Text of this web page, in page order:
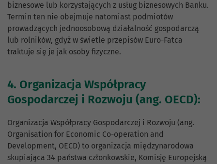
biznesowe lub korzystających z usług biznesowych Banku.
Termin ten nie obejmuje natomiast podmiotów
prowadzących jednoosobową działalność gospodarczą
lub rolników, gdyż w świetle przepisów Euro-Fatca
traktuje się je jak osoby fizyczne.
4. Organizacja Współpracy
Gospodarczej i Rozwoju (ang. OECD):
Organizacja Współpracy Gospodarczej i Rozwoju (ang.
Organisation for Economic Co-operation and
Development, OECD) to organizacja międzynarodowa
skupiająca 34 państwa członkowskie, Komisję Europejską